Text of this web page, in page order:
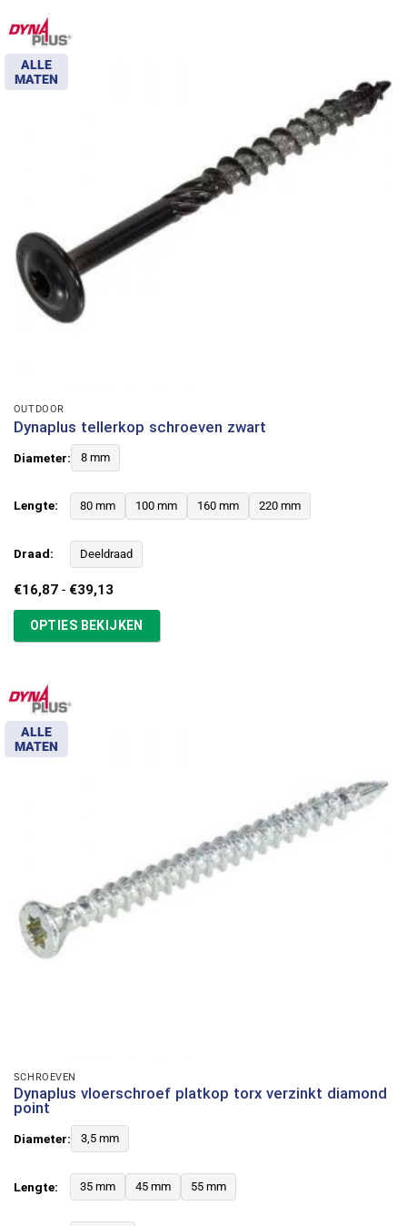
ALLE
MATEN
OUTDOOR
Dynaplus tellerkop schroeven zwart
Diameter: 8 mm
Lengte: 80 mm 100 mm 160 mm 220 mm
Draad: Deeldraad
€16,87 - €39,13Prijsklasse:
tot
€39,13
OPTIES BEKIJKEN
ALLE
MATEN
SCHROEVEN
Dynaplus vloerschroef platkop torx verzinkt diamond
point
Diameter: 3,5 mm
Lengte: 35 mm 45 mm 55 mm